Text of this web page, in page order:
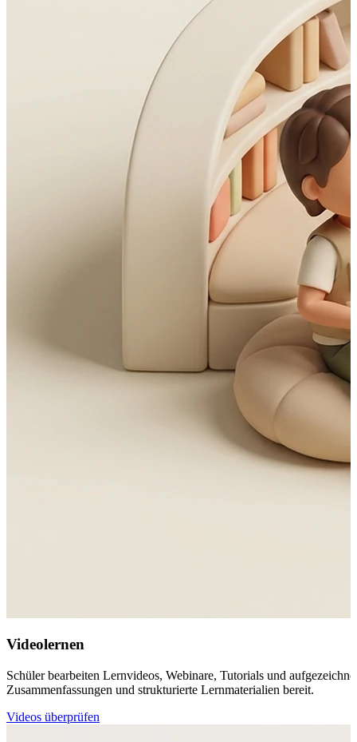
Videolernen
Schüler bearbeiten Lernvideos, Webinare, Tutorials und
Zusammenfassungen und strukturierte Lernmaterialien bereit.
Videos überprüfen